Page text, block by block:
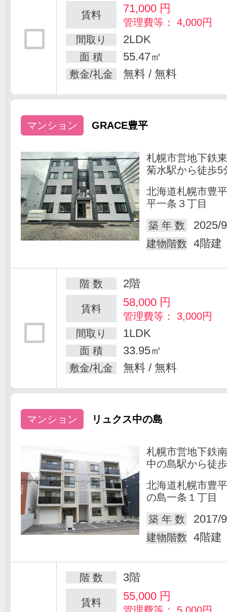
賃料 71,000円
管理費等： 4,000円
間取り
2LDK
面 積 55.47㎡
敷金/礼金 無料 / 無料
マンション GRACE豊平
札幌市営地下鉄
菊水駅から徒歩5
北海道札幌市豊
平一条３丁目
築 年 数
2025/
建物階数 4階建
階 数 2階
賃料 58,000円
管理費等： 3,000円
間取り
1LDK
面 積 33.95㎡
敷金/礼金 無料 / 無料
マンション リュクス中の島
札幌市営地下鉄
中の島駅から徒
北海道札幌市豊
の島一条１丁目
築 年 数
2017/
建物階数 4階建
階 数 3階
賃料 55,000円